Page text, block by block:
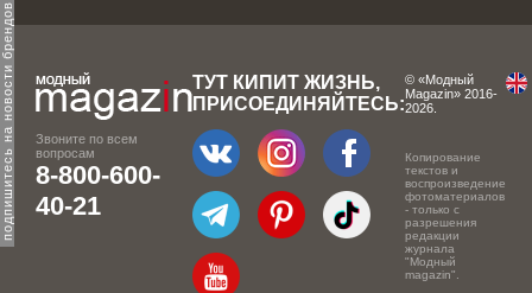
подпишитесь на новости брендов
Звоните по всем
вопросам
8-800-600-
40-21
ТУТ КИПИТ ЖИЗНЬ,
ПРИСОЕДИНЯЙТЕСЬ:
© «Модный
Magazin» 2016-
2026.
Копирование
текстов и
воспроизведение
фотоматериалов
- только с
разрешения
редакции
журнала
"Модный
magazin".